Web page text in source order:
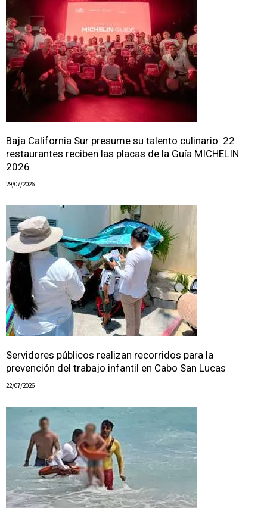
Baja California Sur presume su talento culinario: 22
restaurantes reciben las placas de la Guía MICHELIN
2026
29/07/2026
Servidores públicos realizan recorridos para la
prevención del trabajo infantil en Cabo San Lucas
22/07/2026